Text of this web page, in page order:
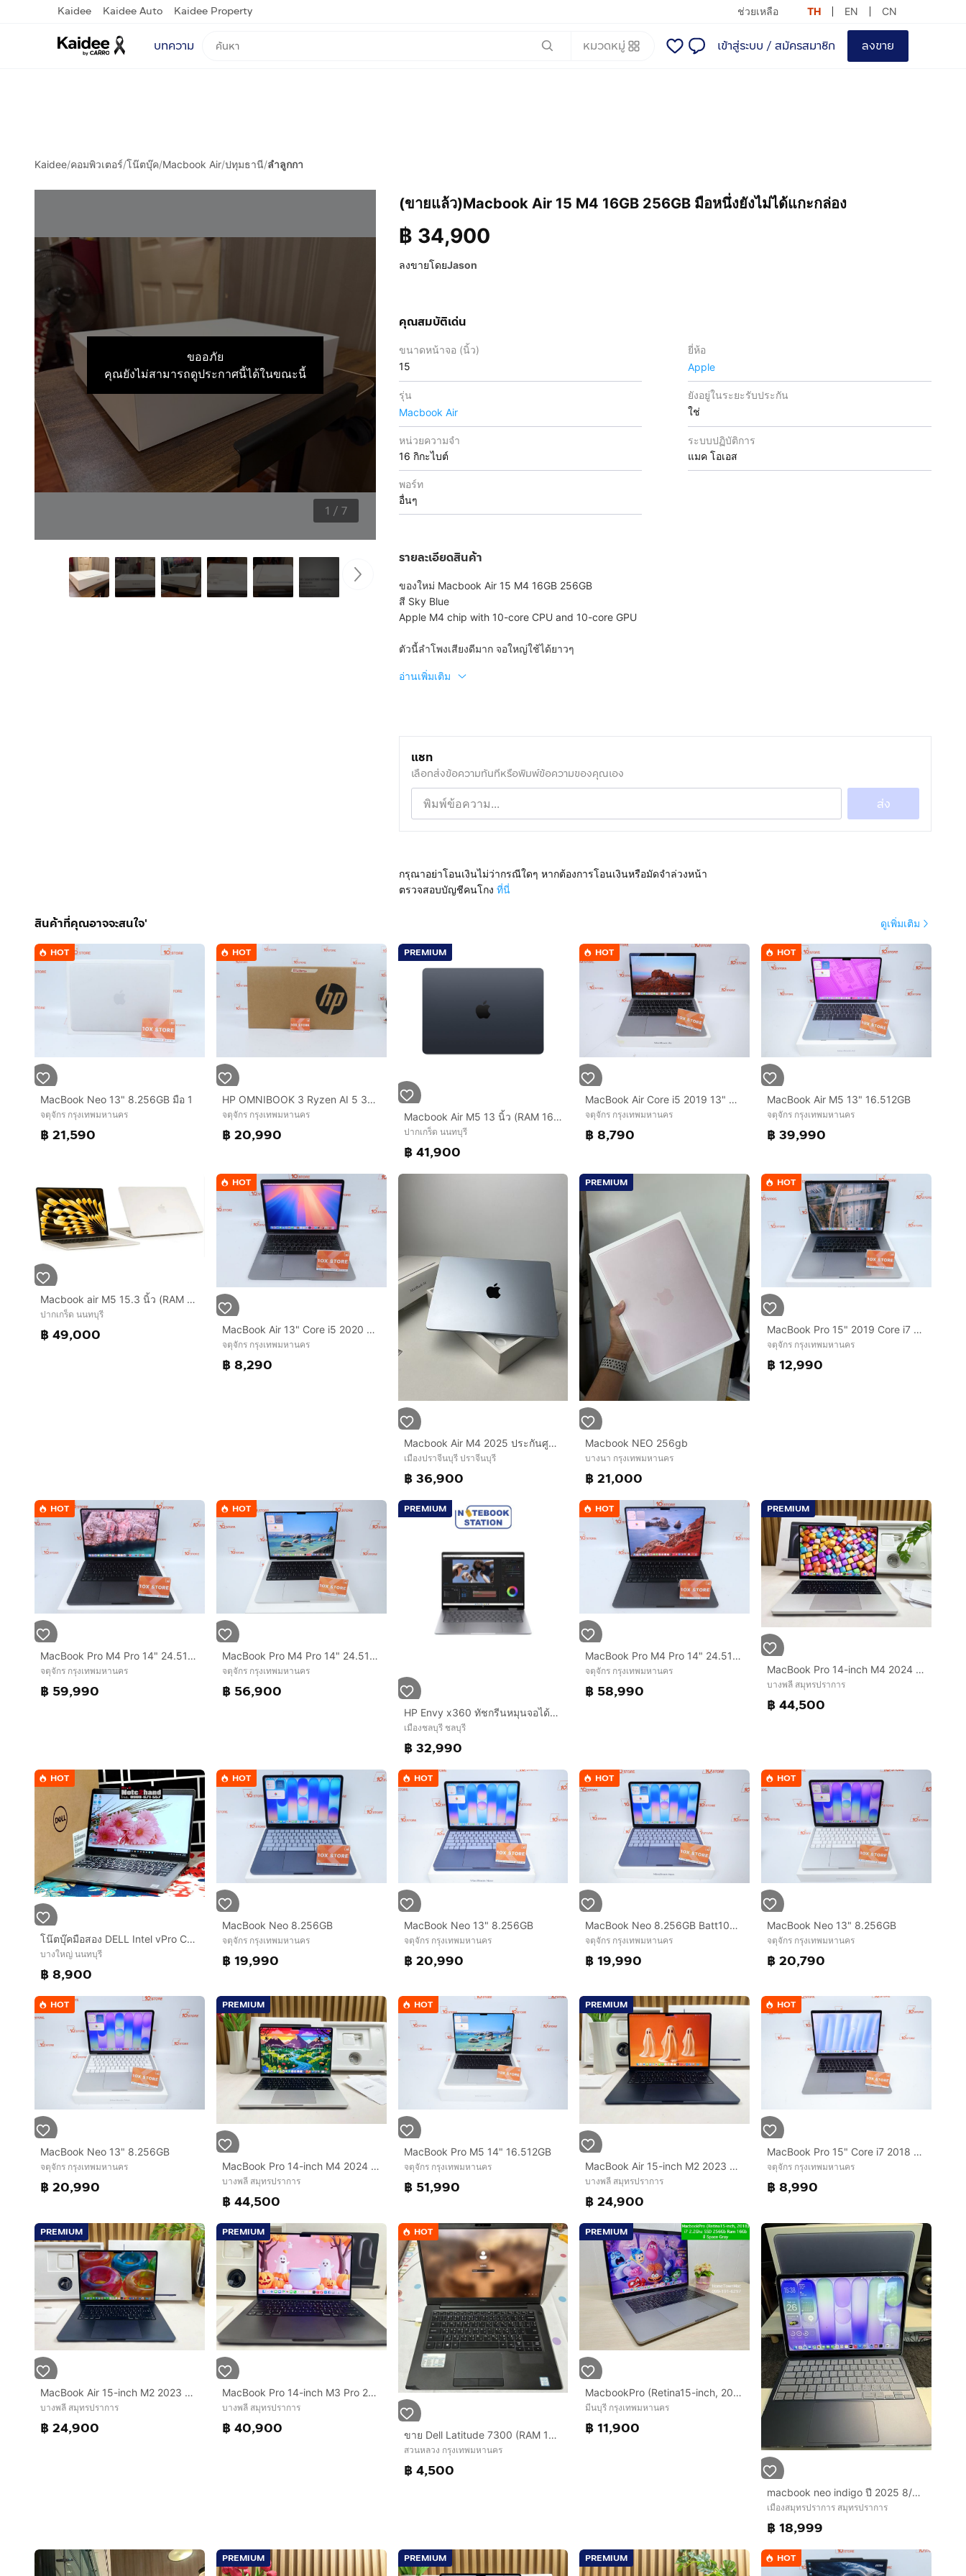
Kaidee Kaidee Auto Kaidee Property ช่วยเหลือ TH EN CN
บทความ หมวดหมู่ เข้าสู่ระบบ / สมัครสมาชิก ลงขาย
Kaidee/คอมพิวเตอร์/โน๊ตบุ๊ค/Macbook Air/ปทุมธานี/ลำลูกกา
ขออภัย
คุณยังไม่สามารถดูประกาศนี้ได้ในขณะนี้
1 / 7
(ขายแล้ว)Macbook Air 15 M4 16GB 256GB มือหนึ่งยังไม่ได้แกะกล่อง
฿ 34,900
ลงขายโดยJason
คุณสมบัติเด่น
ขนาดหน้าจอ (นิ้ว)
15
ยี่ห้อ
Apple
รุ่น
Macbook Air
ยังอยู่ในระยะรับประกัน
ใช่
หน่วยความจำ
16 กิกะไบต์
ระบบปฏิบัติการ
แมค โอเอส
พอร์ท
อื่นๆ
รายละเอียดสินค้า
ของใหม่ Macbook Air 15 M4 16GB 256GB
สี Sky Blue
Apple M4 chip with 10-core CPU and 10-core GPU
ตัวนี้ลำโพงเสียงดีมาก จอใหญ่ใช้ได้ยาวๆ
อ่านเพิ่มเติม
แชท
เลือกส่งข้อความทันทีหรือพิมพ์ข้อความของคุณเอง
ส่ง
กรุณาอย่าโอนเงินไม่ว่ากรณีใดๆ หากต้องการโอนเงินหรือมัดจำล่วงหน้า
ตรวจสอบบัญชีคนโกง ที่นี่
สินค้าที่คุณอาจจะสนใจ' ดูเพิ่มเติม
HOT
MacBook Neo 13" 8.256GB มือ 1
จตุจักร กรุงเทพมหานคร
฿ 21,590
HOT
HP OMNIBOOK 3 Ryzen AI 5 330 RAM16.512GB มือ 1 ยังไม่แกะกล่อง
จตุจักร กรุงเทพมหานคร
฿ 20,990
PREMIUM
Macbook Air M5 13 นิ้ว (RAM 16GB - SSD 512GB) สี Midnight ของใหม่ยังไม่แกะ ประกันยังไม่เดิน
ปากเกร็ด นนทบุรี
฿ 41,900
HOT
MacBook Air Core i5 2019 13" 8.256GB
จตุจักร กรุงเทพมหานคร
฿ 8,790
HOT
MacBook Air M5 13" 16.512GB
จตุจักร กรุงเทพมหานคร
฿ 39,990
Macbook air M5 15.3 นิ้ว (RAM 16GB - SSD 512GB) สี Star Light ของใหม่ยังไม่แกะ ประกันยังไม่เดิน
ปากเกร็ด นนทบุรี
฿ 49,000
HOT
MacBook Air 13" Core i5 2020 8.256GB
จตุจักร กรุงเทพมหานคร
฿ 8,290
Macbook Air M4 2025 ประกันศูนย์ สภาพมือ1
เมืองปราจีนบุรี ปราจีนบุรี
฿ 36,900
PREMIUM
Macbook NEO 256gb
บางนา กรุงเทพมหานคร
฿ 21,000
HOT
MacBook Pro 15" 2019 Core i7 16.512GB
จตุจักร กรุงเทพมหานคร
฿ 12,990
HOT
MacBook Pro M4 Pro 14" 24.512GB
จตุจักร กรุงเทพมหานคร
฿ 59,990
HOT
MacBook Pro M4 Pro 14" 24.512GB Batt96 08.2026
จตุจักร กรุงเทพมหานคร
฿ 56,900
PREMIUM
HP Envy x360 ทัชกรีนหมุนจอได้มีปากกา IntelCoreUltra5-125U Ram16 SSD512GB จอ14.0 FHD+ IPS
เมืองชลบุรี ชลบุรี
฿ 32,990
HOT
MacBook Pro M4 Pro 14" 24.512GB
จตุจักร กรุงเทพมหานคร
฿ 58,990
PREMIUM
MacBook Pro 14-inch M4 2024 Ram16GB SSD512GB Silver CPU 10-core,GPU 10-core Apple care 6aug2027
บางพลี สมุทรปราการ
฿ 44,500
HOT
โน๊ตบุ๊คมือสอง DELL Intel vPro Core i7-10610U จอทัชสกรีน 14.0”IPS แรม16+SSD256+การ์ดจอ 620+วินโดว์แท้
บางใหญ่ นนทบุรี
฿ 8,900
HOT
MacBook Neo 8.256GB
จตุจักร กรุงเทพมหานคร
฿ 19,990
HOT
MacBook Neo 13" 8.256GB
จตุจักร กรุงเทพมหานคร
฿ 20,990
HOT
MacBook Neo 8.256GB Batt100 Care 05.27
จตุจักร กรุงเทพมหานคร
฿ 19,990
HOT
MacBook Neo 13" 8.256GB
จตุจักร กรุงเทพมหานคร
฿ 20,790
HOT
MacBook Neo 13" 8.256GB
จตุจักร กรุงเทพมหานคร
฿ 20,990
PREMIUM
MacBook Pro 14-inch M4 2024 Ram16GB SSD512GB Silver CPU 10-core,GPU 10-core Apple care 6 AUGUST 2027
บางพลี สมุทรปราการ
฿ 44,500
HOT
MacBook Pro M5 14" 16.512GB
จตุจักร กรุงเทพมหานคร
฿ 51,990
PREMIUM
MacBook Air 15-inch M2 2023 Ram8GB SSD256GB Midningh
บางพลี สมุทรปราการ
฿ 24,900
HOT
MacBook Pro 15" Core i7 2018 16.512GB
จตุจักร กรุงเทพมหานคร
฿ 8,990
PREMIUM
MacBook Air 15-inch M2 2023 Ram8GB SSD256GB Midningh
บางพลี สมุทรปราการ
฿ 24,900
PREMIUM
MacBook Pro 14-inch M3 Pro 2023 Ram8GB SSD512GB Black
บางพลี สมุทรปราการ
฿ 40,900
HOT
ขาย Dell Latitude 7300 (RAM 16GB / SSD 256GB)
สวนหลวง กรุงเทพมหานคร
฿ 4,500
PREMIUM
MacbookPro (Retina15-inch, 2018) TouchBar Quad-Core i7 2.2Ghz SSD 256Gb Ram 16Gb สี Space Gray สุดคุ้ม
มีนบุรี กรุงเทพมหานคร
฿ 11,900
macbook neo indigo ปี 2025 8/256GB มือสอง ใช้งานน้อยมาก
เมืองสมุทรปราการ สมุทรปราการ
฿ 18,999
PREMIUM PREMIUM PREMIUM HOT